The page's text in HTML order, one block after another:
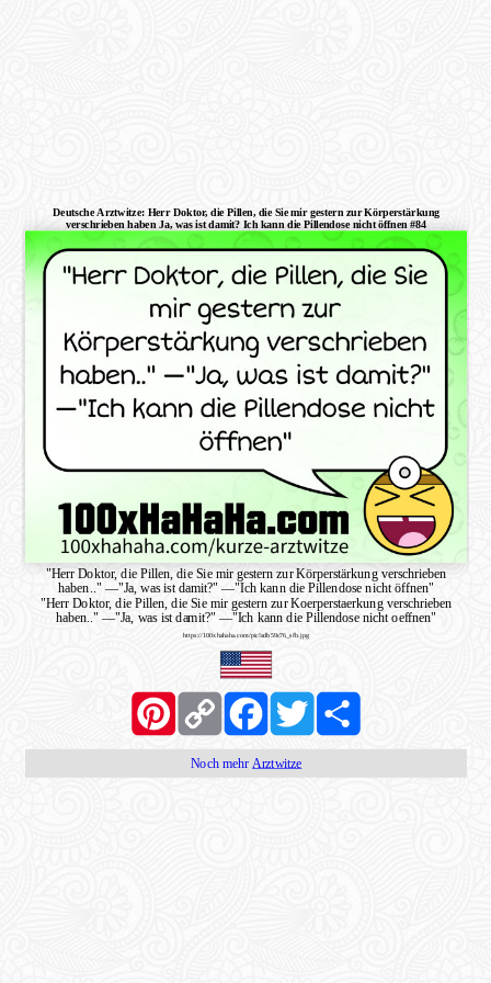
Deutsche Arztwitze: Herr Doktor, die Pillen, die Sie mir gestern zur Körperstärkung
verschrieben haben Ja, was ist damit? Ich kann die Pillendose nicht öffnen #84
"Herr Doktor, die Pillen, die Sie mir gestern zur Körperstärkung verschrieben
haben.." —"Ja, was ist damit?" —"Ich kann die Pillendose nicht öffnen"
"Herr Doktor, die Pillen, die Sie mir gestern zur Koerperstaerkung verschrieben
haben.." —"Ja, was ist damit?" —"Ich kann die Pillendose nicht oeffnen"
https://100xhahaha.com/pic!adb59c76_sfb.jpg
PinterestCopy
Link
FacebookTwitter Share
Noch mehr Arztwitze